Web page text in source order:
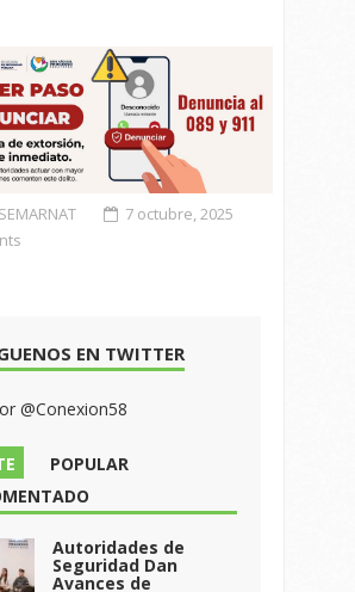
SEMARNAT
7 octubre, 2025
EN TWITTER
@Conexion58
POPULAR
Autoridades de
Seguridad Dan
Avances de